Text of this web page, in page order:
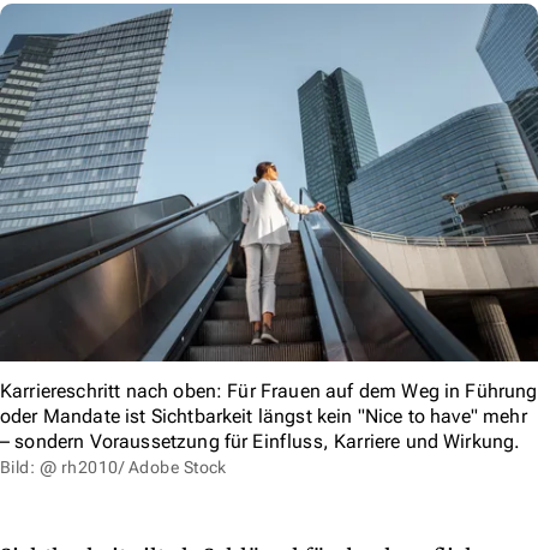
Karriereschritt nach oben: Für Frauen auf dem Weg in Führung
oder Mandate ist Sichtbarkeit längst kein "Nice to have" mehr
– sondern Voraussetzung für Einfluss, Karriere und Wirkung.
Bild: @ rh2010/ Adobe Stock